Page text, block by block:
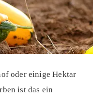
oder einige Hektar
ist das ein